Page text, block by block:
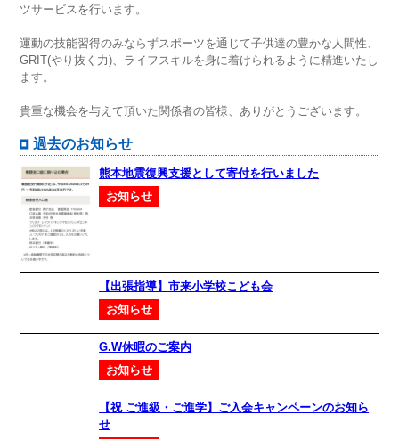
ツサービスを行います。
運動の技能習得のみならずスポーツを通じて子供達の豊かな人間性、
GRIT(やり抜く力)、ライフスキルを身に着けられるように精進いたし
ます。
貴重な機会を与えて頂いた関係者の皆様、ありがとうございます。
過去のお知らせ
熊本地震復興支援として寄付を行いました
お知らせ
【出張指導】市来小学校こども会
お知らせ
G.W休暇のご案内
お知らせ
【祝 ご進級・ご進学】ご入会キャンペーンのお知ら
せ